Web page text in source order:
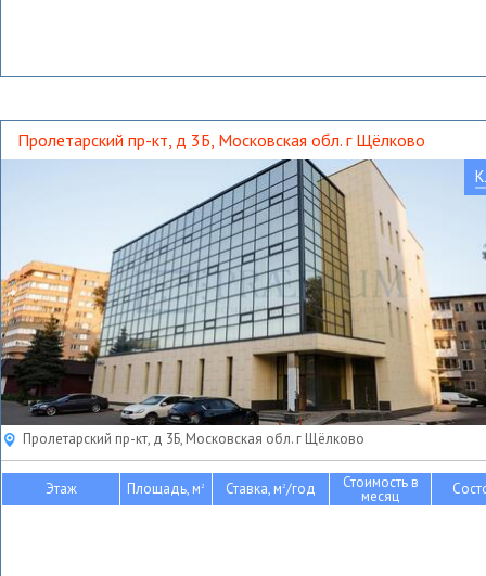
Пролетарский пр-кт, д 3Б, Московская обл. г Щёлково
Пролетарский пр-кт, д 3Б, Московская обл. г Щёлково
Этаж Площадь, м2 Ставка, м2/год Стоимость в
месяц